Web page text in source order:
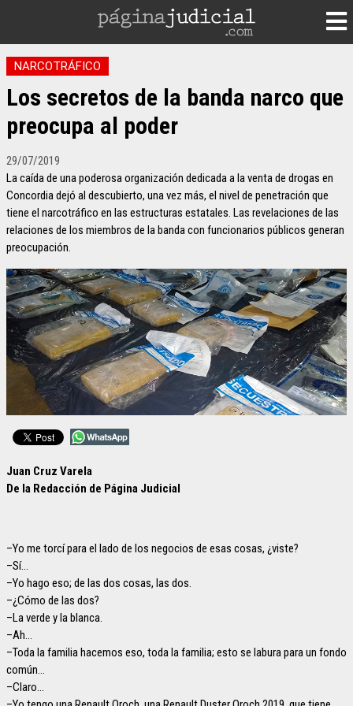
NARCOTRÁFICO
Los secretos de la banda narco que
preocupa al poder
29/07/2019
La caída de una poderosa organización dedicada a la venta de drogas en
Concordia dejó al descubierto, una vez más, el nivel de penetración que
tiene el narcotráfico en las estructuras estatales. Las revelaciones de las
relaciones de los miembros de la banda con funcionarios públicos generan
preocupación.
Juan Cruz Varela
De la Redacción de Página Judicial
–Yo me torcí para el lado de los negocios de esas cosas, ¿viste?
–Sí…
–Yo hago eso; de las dos cosas, las dos.
–¿Cómo de las dos?
–La verde y la blanca.
–Ah…
–Toda la familia hacemos eso, toda la familia; esto se labura para un fondo
común…
–Claro…